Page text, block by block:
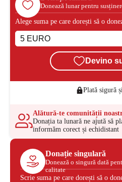
Donează lunar pentru
Alege suma pe care dorești să o
Devino
Plată sigură
Alătură-te comunității
Donația ta lunară ne ajută să
informăm corect și echidistant
Donație singulară
Donează o singură dată
calitate
Scrie suma pe care dorești să o